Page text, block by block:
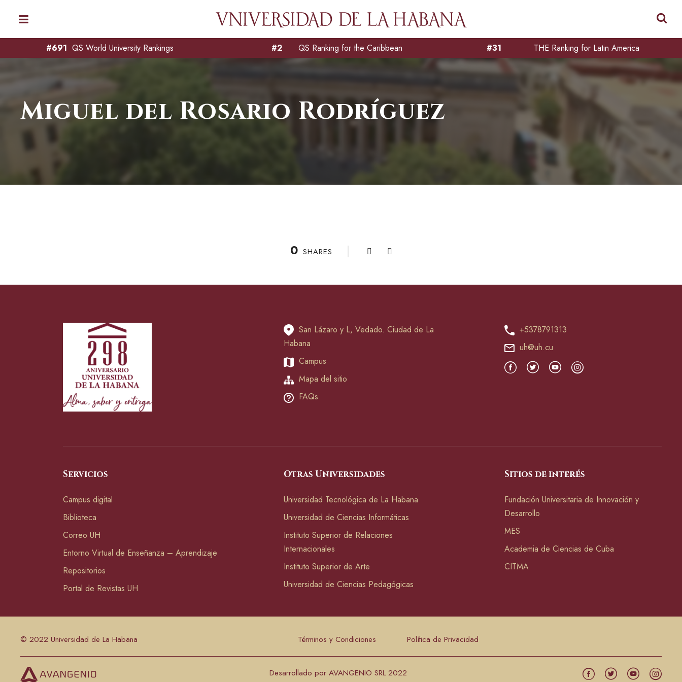
QS World University Rankings QS Ranking for the Caribbean THE Ranking for Latin America
#691 #2 #31
Miguel del Rosario Rodríguez
0 SHARES
San Lázaro y L, Vedado. Ciudad de La
Habana
Campus
Mapa del sitio
FAQs
+5378791313
uh@uh.cu
Servicios
Campus digital
Biblioteca
Correo UH
Entorno Virtual de Enseñanza – Aprendizaje
Repositorios
Portal de Revistas UH
Otras Universidades
Universidad Tecnológica de La Habana
Universidad de Ciencias Informáticas
Instituto Superior de Relaciones
Internacionales
Instituto Superior de Arte
Universidad de Ciencias Pedagógicas
Sitios de interés
Fundación Universitaria de Innovación y
Desarrollo
MES
Academia de Ciencias de Cuba
CITMA
© 2022 Universidad de La Habana Términos y Condiciones
Desarrollado por AVANGENIO SRL 2022
Política de Privacidad